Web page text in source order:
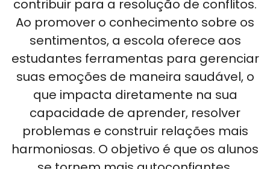
contribuir para a resolução de conflitos.
Ao promover o conhecimento sobre os
sentimentos, a escola oferece aos
estudantes ferramentas para gerenciar
suas emoções de maneira saudável, o
que impacta diretamente na sua
capacidade de aprender, resolver
problemas e construir relações mais
harmoniosas. O objetivo é que os alunos